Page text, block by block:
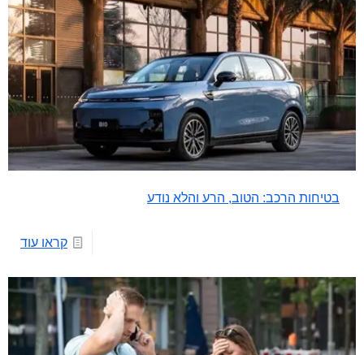
בטיחות הרכב: הטוב, הרע והלא נודע
קראו עוד